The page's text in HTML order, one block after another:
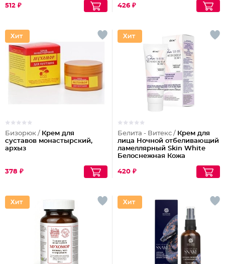
512 ₽ 426 ₽
Бизорюк / Крем для
суставов монастырский,
архыз
378 ₽
Белита - Витекс / Крем для
лица Ночной отбеливающий
ламеллярный Skin White
Белоснежная Кожа
420 ₽